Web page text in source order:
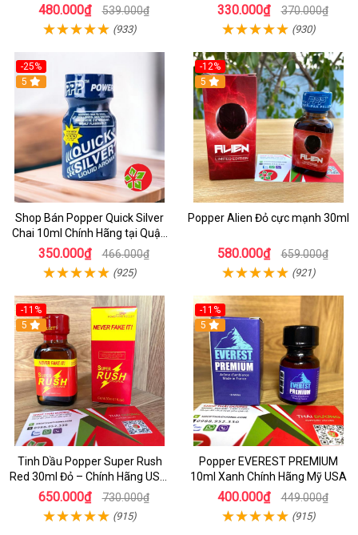
480.000₫ 539.000₫
(933)
Top Bot
330.000₫ 370.000₫
(930)
-25%
5
Shop Bán Popper Quick Silver
Chai 10ml Chính Hãng tại Quận
1 - Kích thích tăng ham muốn
cực mạnh
350.000₫ 466.000₫
(925)
-12%
5
Popper Alien Đỏ cực mạnh 30ml
580.000₫ 659.000₫
(921)
-11%
5
Tinh Dầu Popper Super Rush
Red 30ml Đỏ – Chính Hãng USA,
Kích Thích Mạnh, Tăng Hưng
Phấn
650.000₫ 730.000₫
(915)
-11%
5
Popper EVEREST PREMIUM
10ml Xanh Chính Hãng Mỹ USA
400.000₫ 449.000₫
(915)